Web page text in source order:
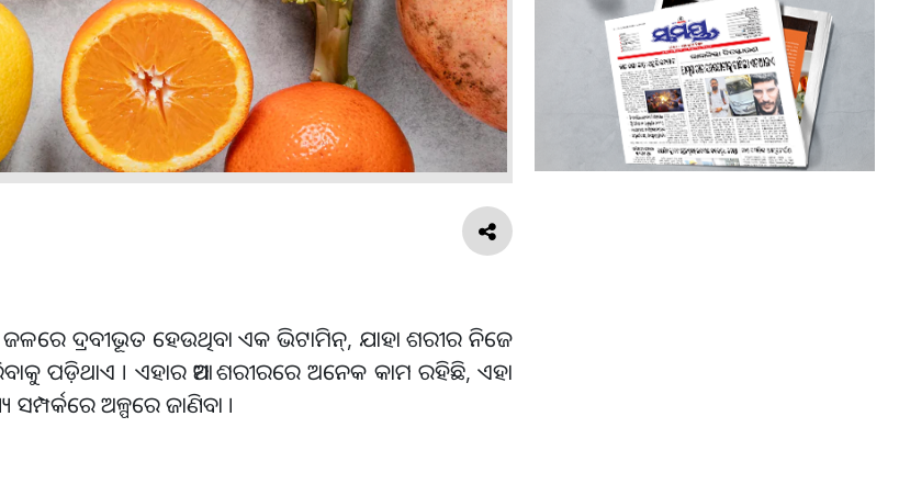
ଜଳରେ ଦ୍ରବୀଭୂତ ହେଉଥିବା ଏକ ଭିଟାମିନ୍, ଯାହା ଶରୀର ନିଜେ
ପଡ଼ିଥାଏ । ଏହାର ଆମ ଶରୀରରେ ଅନେକ କାମ ରହିଛି, ଏହା
ଅଳ୍ପରେ ଜାଣିବା ।